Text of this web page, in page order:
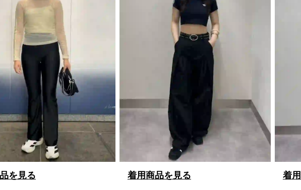
を見る 着用商品を見る 着